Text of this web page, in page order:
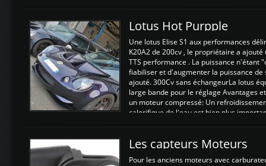
Lotus Hot Purpple
Une lotus Elise S1 aux performances
K20A2 de 200cv , le propriétaire a
TTS performance . La puissance n'étant
fiabiliser et d'augmenter la puissance
ajouté. 300Cv sans échangeurLa lotus
large bande pour le réglage Avantages
un moteur compressé: Un
calorifique de l'eau est bien plus
Les capteurs Moteurs
Pour les anciens moteurs avec